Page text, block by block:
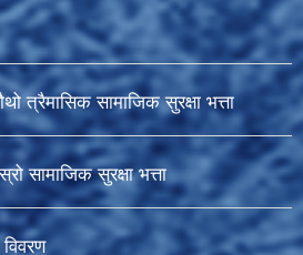
सामाजिक सुरक्षा भत्ता
सुरक्षा भत्ता